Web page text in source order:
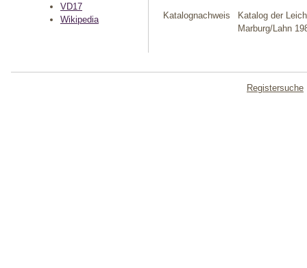
VD17
Wikipedia
Katalognachweis
Katalog der
Marburg/Lahn
Registersuche